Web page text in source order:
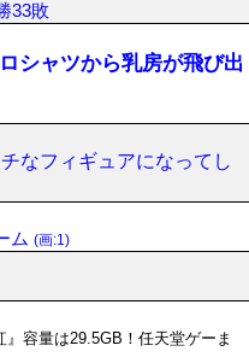
33敗
シャツから乳房が飛び出
なフィギュアになってし
ム (画:1)
容量は29.5GB！任天堂ゲーま